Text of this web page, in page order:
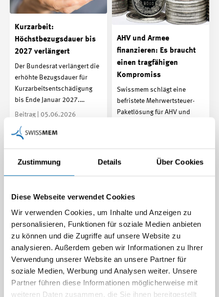
Zustimmung Details Über Cookies
Diese Webseite verwendet Cookies
Wir verwenden Cookies, um Inhalte und Anzeigen zu
personalisieren, Funktionen für soziale Medien anbieten
zu können und die Zugriffe auf unsere Website zu
analysieren. Außerdem geben wir Informationen zu Ihrer
Verwendung unserer Website an unsere Partner für
soziale Medien, Werbung und Analysen weiter. Unsere
Partner führen diese Informationen möglicherweise mit
weiteren Daten zusammen, die Sie ihnen bereitgestellt
Kurzarbeit:
Höchstbezugsdauer bis
2027 verlängert
Der Bundesrat verlängert die
erhöhte Bezugsdauer für
Kurzarbeitsentschädigung
bis Ende Januar 2027.…
Beitrag | 05.06.2026
AHV und Armee
finanzieren: Es braucht
einen tragfähigen
Kompromiss
Swissmem schlägt eine
befristete Mehrwertsteuer-
Paketlösung für AHV und
Zugang zu
Infrastrukturprojekten
sichern
Internationale Grossprojekte
Steigende Energiepreise:
Wie stark trifft der